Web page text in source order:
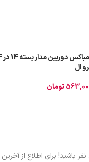
ال
تومان
باشید! برای اطلاع از